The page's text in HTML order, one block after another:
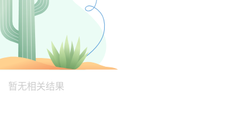
暂无相关结果